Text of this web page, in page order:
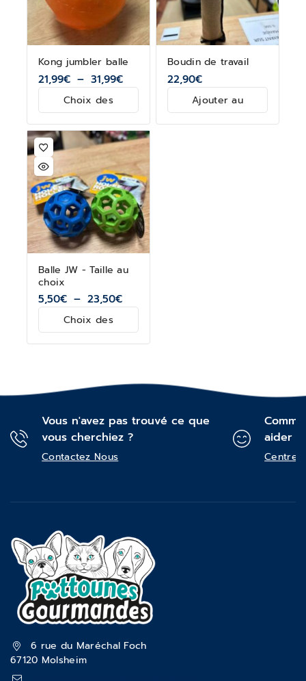
Kong jumbler balle
21,99€ – 31,99€
Choix des
options
Boudin de travail
22,90€
Ajouter au
panier
Balle JW - Taille au
choix
5,50€ – 23,50€
Choix des
Vous n'avez pas trouvé ce que
vous cherchiez ?
Contactez Nous
aider ?
Centre
6 rue du Maréchal Foch
67120 Molsheim